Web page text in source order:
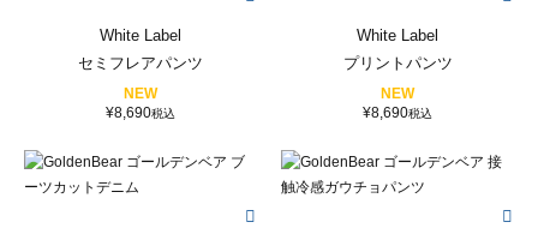
White Label
セミフレアパンツ
NEW
¥8,690税込
White Label
プリントパンツ
NEW
¥8,690税込